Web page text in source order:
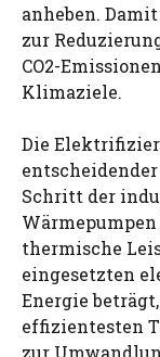
anheben.
zur
CO2-
Klimaziele.
Die
entscheidender
Schritt der
thermische
eingesetzten
Energie
effizientesten
zur